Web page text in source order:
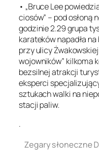
• „Bruce Lee
ciosów” – pod osłoną
godzinie 2.29 grupa
karateków napadła
przy ulicy
wojowników” kilkoma
bezsilnej atrakcji
eksperci
sztukach walki na
stacji paliw.
.
Zegary słoneczne